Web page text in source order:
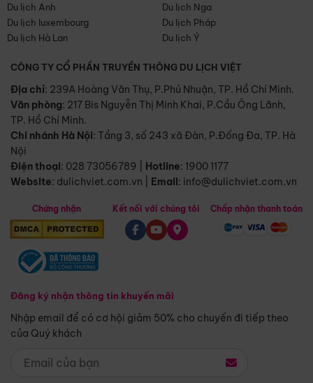
Du lịch Anh
Du lịch Nga
Du lịch luxembourg
Du lịch Pháp
Du lịch Hà Lan
Du lịch Ý
CÔNG TY CỔ PHẦN TRUYỀN THÔNG DU LỊCH VIỆT
Địa chỉ: 239A Hoàng Văn Thụ, P.Phú Nhuận, TP. Hồ Chí Minh.
Văn phòng: 217 Bis Nguyễn Thị Minh Khai, P.Cầu Ông Lãnh,
TP. Hồ Chí Minh.
Chi nhánh Hà Nội: Tầng 3, số 243 xã Đàn, P.Đống Đa, TP. Hà
Nội
Điện thoại: 028 73056789 Hotline: 1900 1177
Website: dulichviet.com.vn Email: info@dulichviet.com.vn
Chứng nhận
Đăng ký nhận thông tin khuyến mãi
Nhập email để có cơ hội giảm 50% cho chuyến đi tiếp theo
của Quý khách
Kết nối với chúng tôi Chấp nhận thanh toán